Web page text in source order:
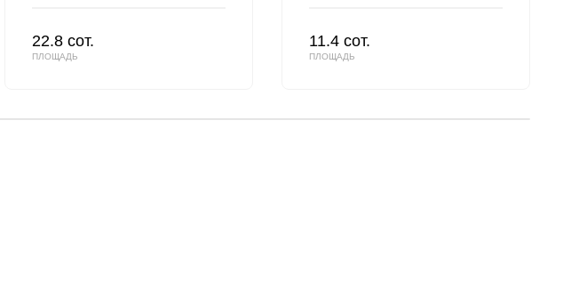
22.8 сот.
ПЛОЩАДЬ
11.4 сот.
ПЛОЩАДЬ